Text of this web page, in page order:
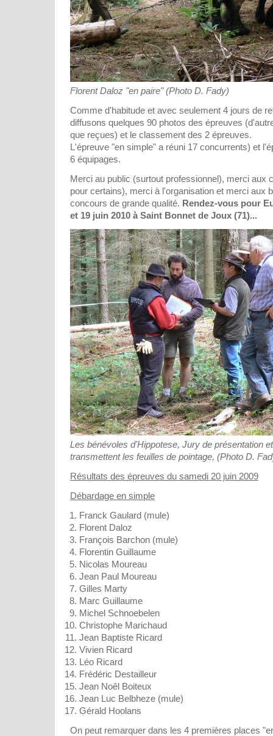
Florent Daloz "en paire" (Photo D. Fady)
Comme d'habitude et avec seulement 4 jours de
diffusons quelques 90 photos des épreuves
que reçues) et le classement des 2 épreuves.
L'épreuve "en simple" a réuni 17 concurrents) et
6 équipages.
Merci au public (surtout professionnel), merci aux
pour certains), merci à l'organisation et merci aux
concours de grande qualité. Rendez-vous pour
et 19 juin 2010 à Saint Bonnet de Joux (71)...
Les bénévoles d'Hippotese, Jury de présentation
transmettent les feuilles de pointage, (Photo D.
Résultats des épreuves du samedi 20 juin 2009
Débardage en simple
Franck Gaulard (mule)
Florent Daloz
François Barchon (mule)
Florentin Guillaume
Nicolas Moureau
Jean Paul Moureau
Gilles Marty
Marc Guillaume
Michel Schnoebelen
Christophe Marichaud
Jean Baptiste Ricard
Vivien Ricard
Léo Ricard
Frédéric Destailleur
Jean Noêl Boiteux
Jean Luc Belbheze (mule)
Gérald Hoolans
On peut remarquer dans les 4 premières places